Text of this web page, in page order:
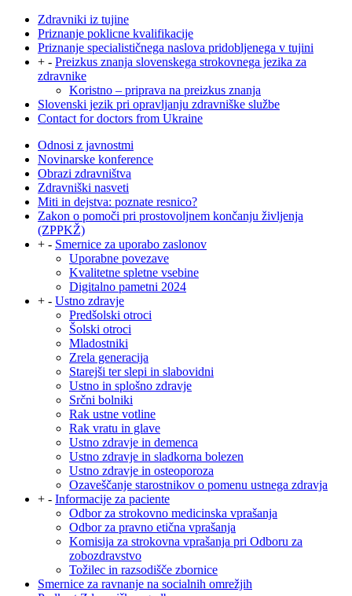
Zdravniki iz tujine
Priznanje poklicne kvalifikacije
Priznanje specialističnega naslova pridobljenega v tujini
+ - Preizkus znanja slovenskega strokovnega jezika za
zdravnike
Koristno – priprava na preizkus znanja
Slovenski jezik pri opravljanju zdravniške službe
Contact for doctors from Ukraine
Odnosi z javnostmi
Novinarske konference
Obrazi zdravništva
Zdravniški nasveti
Miti in dejstva: poznate resnico?
Zakon o pomoči pri prostovoljnem končanju življenja
(ZPPKŽ)
+ - Smernice za uporabo zaslonov
Uporabne povezave
Kvalitetne spletne vsebine
Digitalno pametni 2024
+ - Ustno zdravje
Predšolski otroci
Šolski otroci
Mladostniki
Zrela generacija
Starejši ter slepi in slabovidni
Ustno in splošno zdravje
Srčni bolniki
Rak ustne votline
Rak vratu in glave
Ustno zdravje in demenca
Ustno zdravje in sladkorna bolezen
Ustno zdravje in osteoporoza
Ozaveščanje starostnikov o pomenu ustnega zdravja
+ - Informacije za paciente
Odbor za strokovno medicinska vprašanja
Odbor za pravno etična vprašanja
Komisija za strokovna vprašanja pri Odboru za
zobozdravstvo
Tožilec in razsodišče zbornice
Smernice za ravnanje na socialnih omrežjih